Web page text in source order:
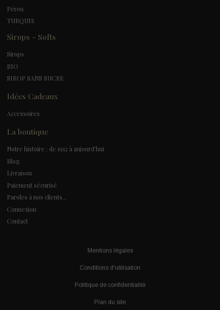
Pérou
TURQUIE
Sirops - Softs
Sirops
BIO
SIROP SANS SUCRE
Idées Cadeaux
Accessoires
La boutique
Notre histoire : de 1912 à aujourd'hui
Blog
Livraison
Paiement sécurisé
Paroles à nos clients...
Connexion
Contact
Mentions légales
Conditions d'utilisation
Politique de confidentialité
Plan du site